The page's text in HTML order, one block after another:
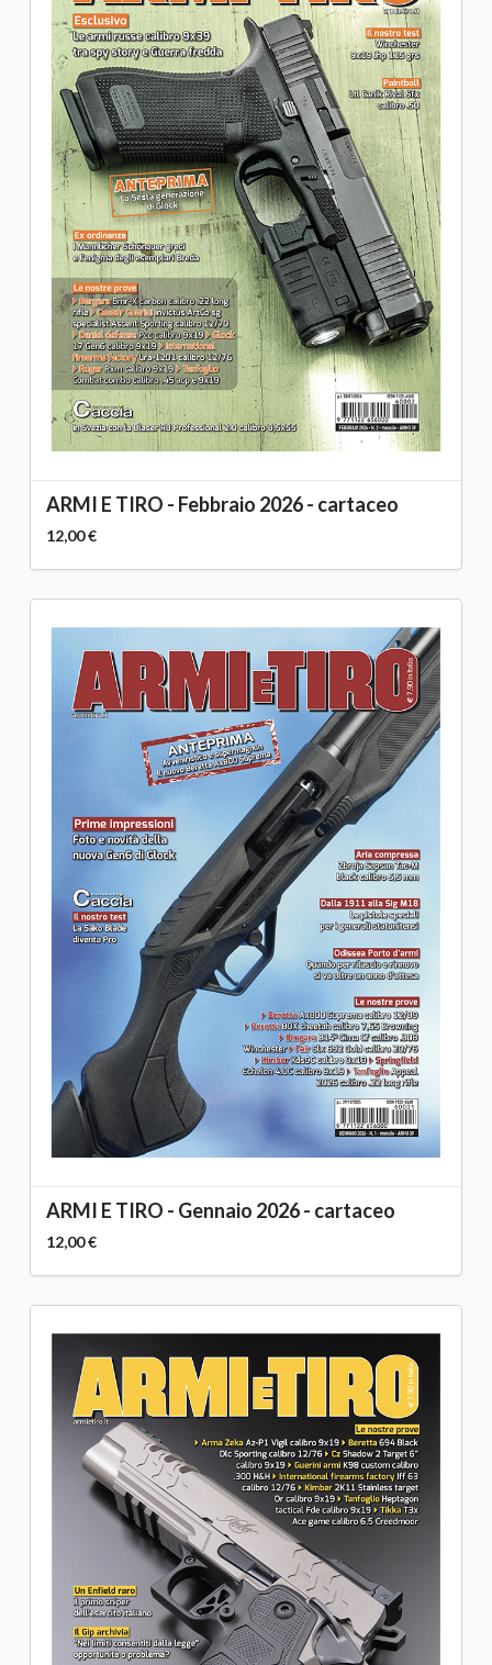
ARMI E TIRO - Febbraio 2026 - cartaceo
12,00 €
ARMI E TIRO - Gennaio 2026 - cartaceo
12,00 €